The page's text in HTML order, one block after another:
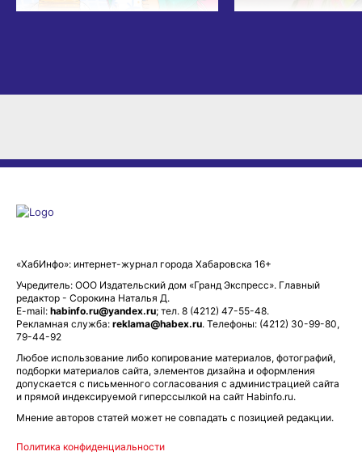
«ХабИнфо»: интернет-журнал города Хабаровска 16+
Учредитель: ООО Издательский дом «Гранд Экспресс». Главный
редактор - Сорокина Наталья Д.
E-mail: habinfo.ru@yandex.ru; тел. 8 (4212) 47-55-48.
Рекламная служба: reklama@habex.ru. Телефоны: (4212) 30-99-80,
79-44-92
Любое использование либо копирование материалов, фотографий,
подборки материалов сайта, элементов дизайна и оформления
допускается с письменного согласования с администрацией сайта
и прямой индексируемой гиперссылкой на сайт Habinfo.ru.
Мнение авторов статей может не совпадать с позицией редакции.
Политика конфиденциальности